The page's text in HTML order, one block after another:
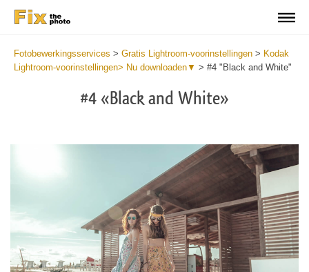
Fotobewerkingsservices > Gratis Lightroom-voorinstellingen > Kodak
Lightroom-voorinstellingen> Nu downloaden▼ > #4 "Black and White"
#4 «Black and White»